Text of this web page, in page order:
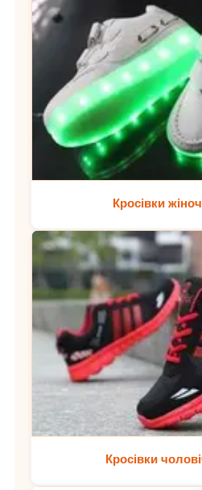
Кросівки
Кросівки